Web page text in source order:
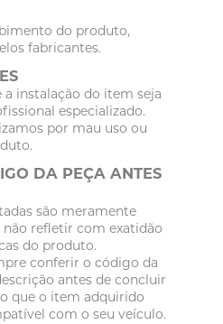
do produto,
fabricantes.
instalação do item seja
especializado.
por mau uso ou
DA PEÇA ANTES
são meramente
refletir com exatidão
do produto.
conferir o código da
antes de concluir
que o item adquirido
com o seu veículo.